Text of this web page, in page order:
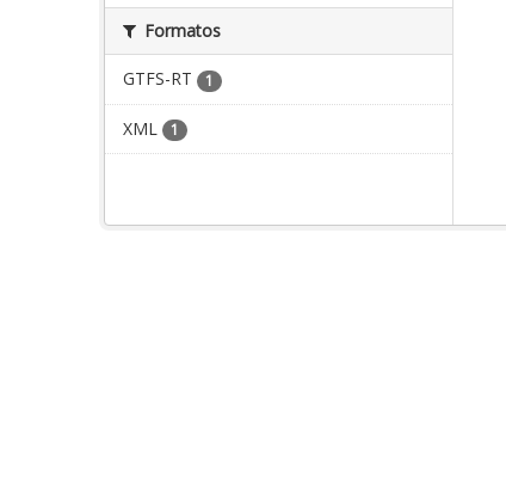
Formatos
GTFS-RT 1
XML 1